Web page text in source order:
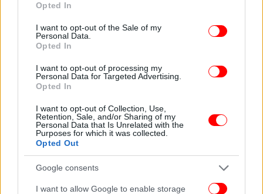
use your data for below specified purposes in below Google
consent section.
Opted In
I want to opt-out of the Sale of my
Personal Data.
Opted In
I want to opt-out of processing my
Personal Data for Targeted Advertising.
Opted In
I want to opt-out of Collection, Use,
Retention, Sale, and/or Sharing of my
Personal Data that Is Unrelated with the
Purposes for which it was collected.
Opted Out
Google consents
I want to allow Google to enable storage